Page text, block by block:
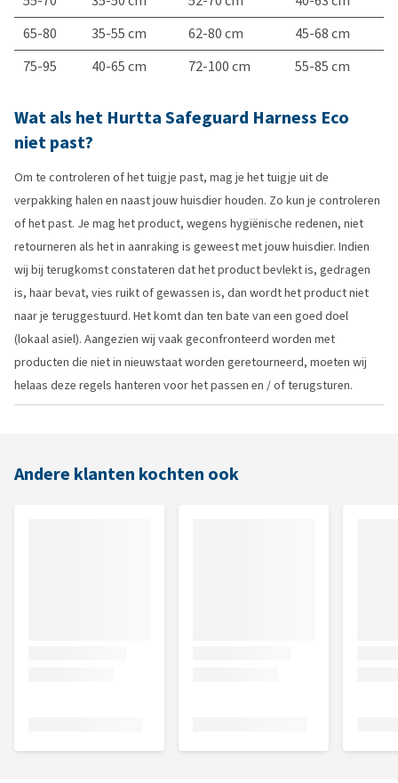
65-80
35-55 cm 62-80 cm
45-68 cm
75-95
40-65 cm 72-100 cm 55-85 cm
Wat als het Hurtta Safeguard Harness Eco
niet past?
Om te controleren of het tuigje past, mag je het tuigje uit de
verpakking halen en naast jouw huisdier houden. Zo kun je controleren
of het past. Je mag het product, wegens hygiënische redenen, niet
retourneren als het in aanraking is geweest met jouw huisdier. Indien
wij bij terugkomst constateren dat het product bevlekt is, gedragen
is, haar bevat, vies ruikt of gewassen is, dan wordt het product niet
naar je teruggestuurd. Het komt dan ten bate van een goed doel
(lokaal asiel). Aangezien wij vaak geconfronteerd worden met
producten die niet in nieuwstaat worden geretourneerd, moeten wij
helaas deze regels hanteren voor het passen en / of terugsturen.
Andere klanten kochten ook